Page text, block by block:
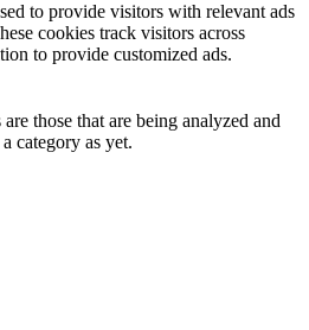
to provide visitors with relevant ads
cookies track visitors across
to provide customized ads.
those that are being analyzed and
category as yet.